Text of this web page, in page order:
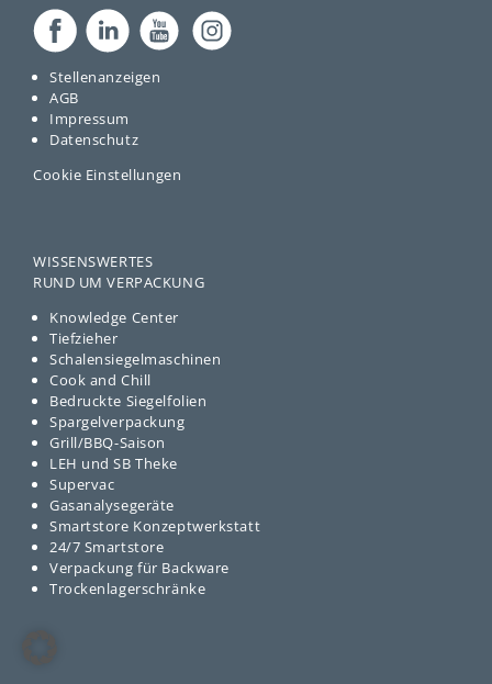
Stellenanzeigen
AGB
Impressum
Datenschutz
Cookie Einstellungen
WISSENSWERTES
RUND UM VERPACKUNG
Knowledge Center
Tiefzieher
Schalensiegelmaschinen
Cook and Chill
Bedruckte Siegelfolien
Spargelverpackung
Grill/BBQ-Saison
LEH und SB Theke
Supervac
Gasanalysegeräte
Smartstore Konzeptwerkstatt
24/7 Smartstore
Verpackung für Backware
Trockenlagerschränke